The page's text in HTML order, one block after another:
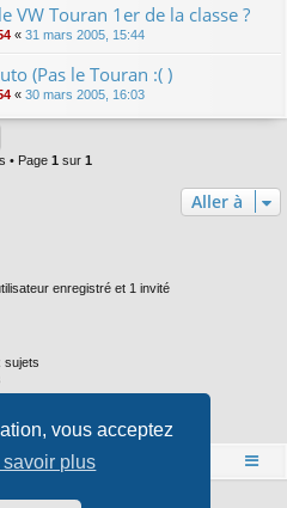
vous acceptez
savoir plus
VW Touran 1er de la classe ?
« 31 mars 2005, 15:44
(Pas le Touran :( )
« 30 mars 2005, 16:03
• Page 1 sur 1
Aller à
enregistré et 1 invité
sujets
Software © phpBB Limited